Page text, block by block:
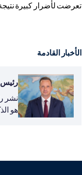
تعرضت لأضرار كبيرة نتيجة
الأخبار القادمة
رئيس
هو الذكرى الـ 32 لتأسيس تيكا ونحن